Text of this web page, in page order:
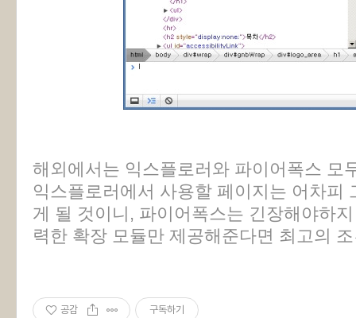
해외에서는 익스플로러와 파이어폭스 모
익스플로러에서 사용할 페이지는 어차피
게 될 것이니, 파이어폭스는 긴장해야하
력한 확장 모듈만 제공해준다면 최고의
공감 구독하기